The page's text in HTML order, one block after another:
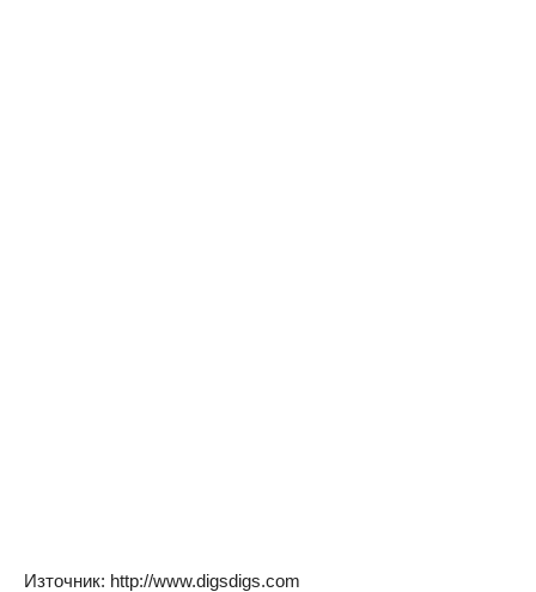
Източник: http://www.digsdigs.com